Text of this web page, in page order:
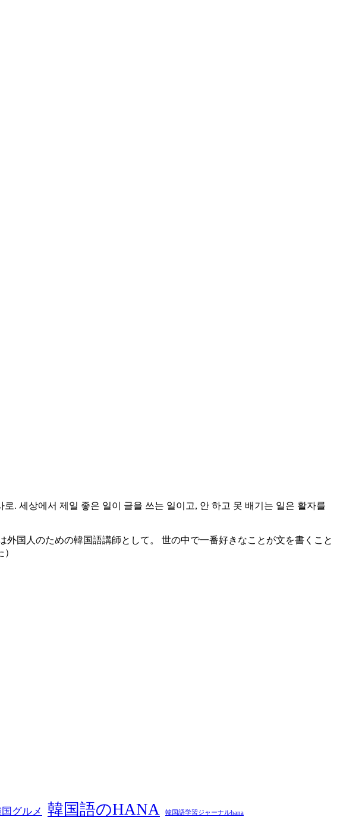
. 세상에서 제일 좋은 일이 글을 쓰는 일이고, 안 하고 못 배기는 일은 활자를
国人のための韓国語講師として。 世の中で一番好きなことが文を書くこと
グルメ 韓国語のHANA 韓国語学習ジャーナルhana